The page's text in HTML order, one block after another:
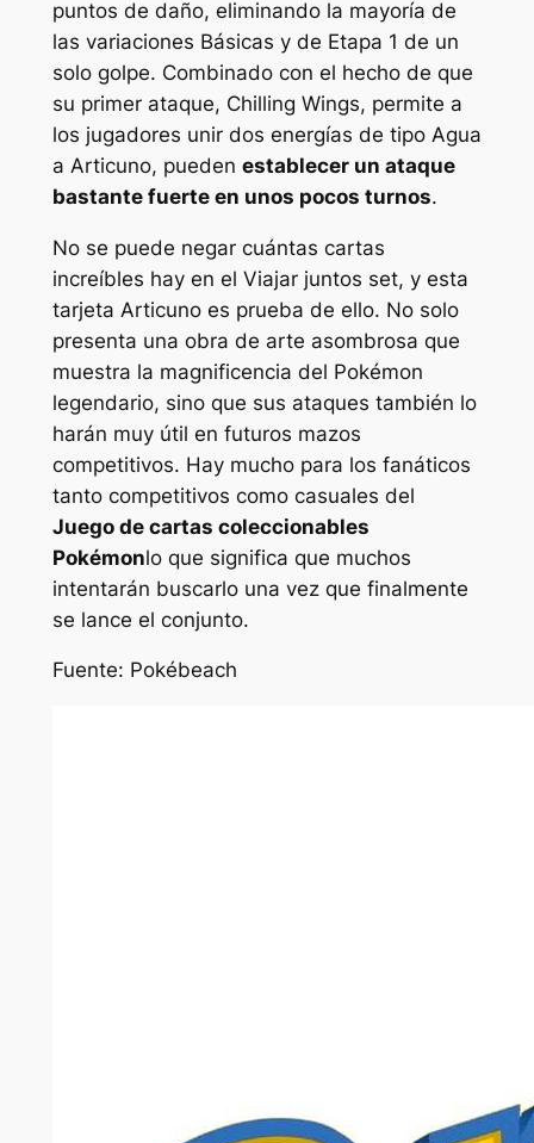
puntos de daño, eliminando la mayoría de
las variaciones Básicas y de Etapa 1 de un
solo golpe. Combinado con el hecho de que
su primer ataque, Chilling Wings, permite a
los jugadores unir dos energías de tipo Agua
a Articuno, pueden establecer un ataque
bastante fuerte en unos pocos turnos.
No se puede negar cuántas cartas
increíbles hay en el Viajar juntos set, y esta
tarjeta Articuno es prueba de ello. No solo
presenta una obra de arte asombrosa que
muestra la magnificencia del Pokémon
legendario, sino que sus ataques también lo
harán muy útil en futuros mazos
competitivos. Hay mucho para los fanáticos
tanto competitivos como casuales del
Juego de cartas coleccionables
Pokémonlo que significa que muchos
intentarán buscarlo una vez que finalmente
se lance el conjunto.
Fuente: Pokébeach